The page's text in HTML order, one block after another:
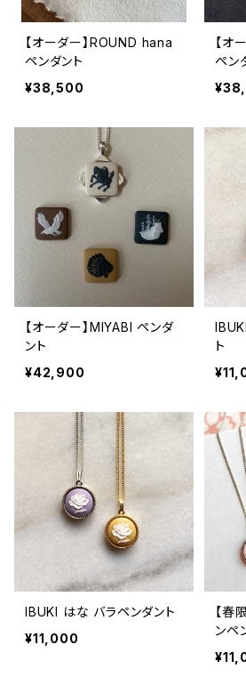
【オーダー】ROUND hana
ペンダント
¥38,500
【オ
ペン
【オーダー】MIYABI ペンダ
ント
¥42,900
ト
IBUKI はな バラペンダント
¥11,000
【春限
ンペ